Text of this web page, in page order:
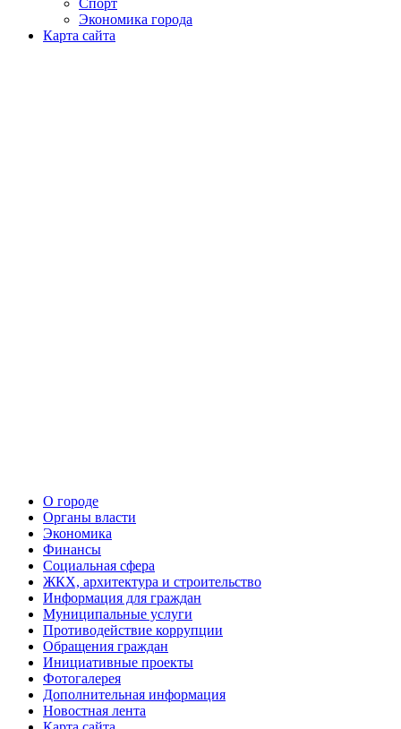
Экономика города
Карта сайта
О городе
Органы власти
Экономика
Финансы
Социальная сфера
ЖКХ, архитектура и строительство
Информация для граждан
Муниципальные услуги
Противодействие коррупции
Обращения граждан
Инициативные проекты
Фотогалерея
Дополнительная информация
Новостная лента